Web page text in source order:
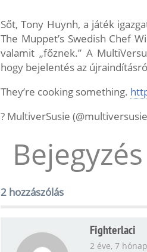
Sőt, Tony Huynh, a játék
The Muppet’s Swedish Chef
valamit „főznek.” A
hogy bejelentés az
They’re cooking something.
? MultiverSusie
Bejegyzés
2 hozzászólás
Fighterlaci
2 éve, 7